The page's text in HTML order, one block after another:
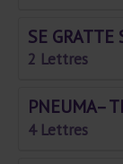
SE
2 Lettres
PNEUMA–
4 Lettres